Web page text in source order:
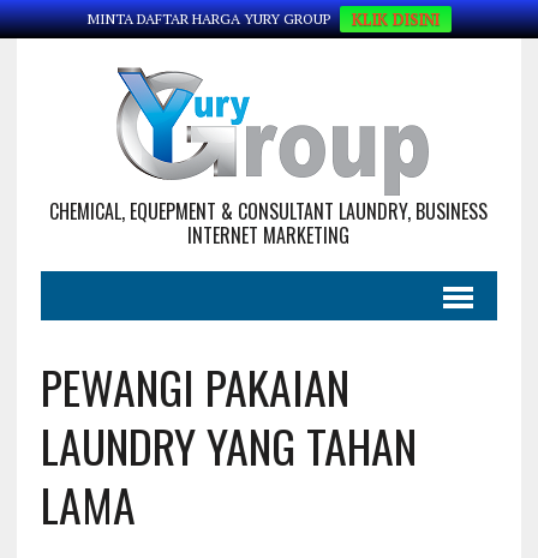
MINTA DAFTAR HARGA YURY GROUP KLIK DISINI
CHEMICAL, EQUEPMENT & CONSULTANT LAUNDRY, BUSINESS
INTERNET MARKETING
PEWANGI PAKAIAN
LAUNDRY YANG TAHAN
LAMA